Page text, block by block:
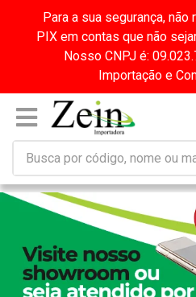
Para a sua segurança,
PIX em contas que não
Nosso CNPJ é:
Importação e